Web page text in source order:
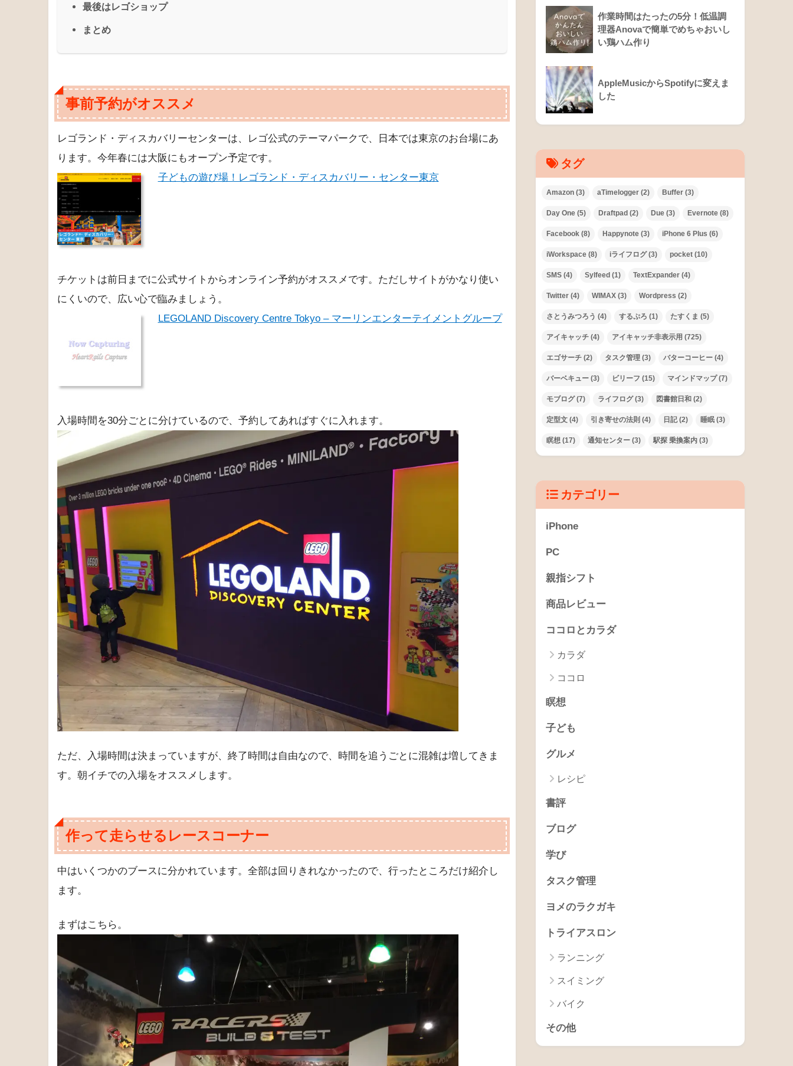
最後はレゴショップ
まとめ
事前予約がオススメ
レゴランド・ディスカバリーセンターは、レゴ公式のテーマパークで、日本では東京のお台場にあ
ります。今年春には大阪にもオープン予定です。
子どもの遊び場！レゴランド・ディスカバリー・センター東京
チケットは前日までに公式サイトからオンライン予約がオススメです。ただしサイトがかなり使い
にくいので、広い心で臨みましょう。
LEGOLAND Discovery Centre Tokyo – マーリンエンターテイメントグループ
入場時間を30分ごとに分けているので、予約してあればすぐに入れます。
ただ、入場時間は決まっていますが、終了時間は自由なので、時間を追うごとに混雑は増してきま
す。朝イチでの入場をオススメします。
作って走らせるレースコーナー
中はいくつかのブースに分かれています。全部は回りきれなかったので、行ったところだけ紹介し
ます。
まずはこちら。
作業時間はたったの5分！低温調
理器Anovaで簡単でめちゃおいし
い鶏ハム作り
AppleMusicからSpotifyに変えま
した
タグ
Amazon (3) aTimelogger (2) Buffer (3)
Day One (5) Draftpad (2) Due (3) Evernote (8)
Facebook (8) Happynote (3) iPhone 6 Plus (6)
iWorkspace (8) iライフログ(3) pocket (10)
SMS (4) Sylfeed (1) TextExpander (4)
Twitter (4) WIMAX (3) Wordpress (2)
さとうみつろう (4) するぷろ (1) たすくま (5)
アイキャッチ (4) アイキャッチ非表示用 (725)
エゴサーチ (2) タスク管理 (3) バターコーヒー (4)
バーベキュー (3) ビリーフ (15) マインドマップ(7)
モブログ(7) ライフログ(3) 図書館日和 (2)
定型文 (4) 引き寄せの法則 (4) 日記(2) 睡眠 (3)
瞑想 (17) 通知センター (3) 駅探 乗換案内 (3)
カテゴリー
iPhone
PC
親指シフト
商品レビュー
ココロとカラダ
カラダ
ココロ
瞑想
子ども
グルメ
レシピ
書評
ブログ
学び
タスク管理
ヨメのラクガキ
トライアスロン
ランニング
スイミング
バイク
その他